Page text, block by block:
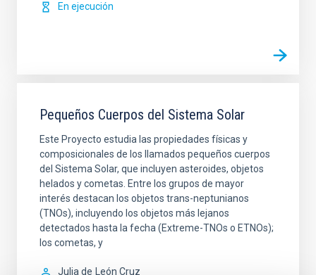
En ejecución
Pequeños Cuerpos del Sistema Solar
Este Proyecto estudia las propiedades físicas y
composicionales de los llamados pequeños cuerpos
del Sistema Solar, que incluyen asteroides, objetos
helados y cometas. Entre los grupos de mayor
interés destacan los objetos trans-neptunianos
(TNOs), incluyendo los objetos más lejanos
detectados hasta la fecha (Extreme-TNOs o ETNOs);
los cometas, y
Julia de León Cruz